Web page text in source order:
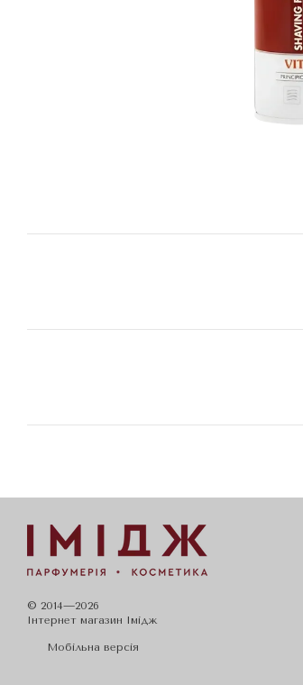
© 2014—2026
Iнтернет магазин Імідж
Мобільна версія